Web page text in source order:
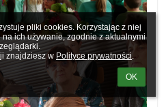
pliki cookies. Korzystając z niej
na ich używanie, zgodnie z aktualnymi
znajdziesz w Polityce prywatności.
OK